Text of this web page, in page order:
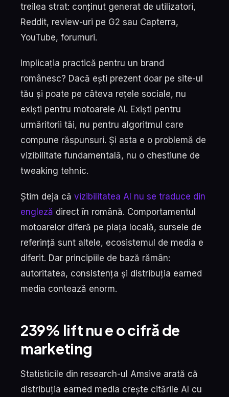
treilea strat: conținut generat de utilizatori,
Reddit, review-uri pe G2 sau Capterra,
YouTube, forumuri.
Implicația practică pentru un brand
românesc? Dacă ești prezent doar pe site-ul
tău și poate pe câteva rețele sociale, nu
exiști pentru motoarele AI. Exiști pentru
urmăritorii tăi, nu pentru algoritmul care
compune răspunsuri. Și asta e o problemă de
vizibilitate fundamentală, nu o chestiune de
tweaking tehnic.
Știm deja că vizibilitatea AI nu se traduce din
engleză direct în română. Comportamentul
motoarelor diferă pe piața locală, sursele de
referință sunt altele, ecosistemul de media e
diferit. Dar principiile de bază rămân:
autoritatea, consistența și distribuția earned
media contează enorm.
239% lift nu e o cifră de
marketing
Statisticile din research-ul Amsive arată că
distribuția earned media crește citările AI cu